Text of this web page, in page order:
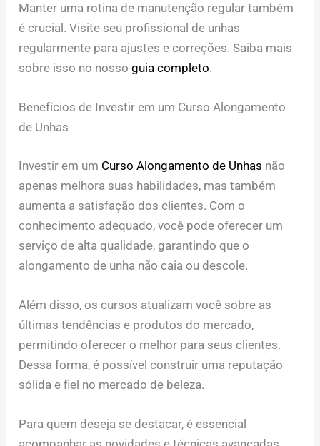
Manter uma rotina de manutenção regular também
é crucial. Visite seu profissional de unhas
regularmente para ajustes e correções. Saiba mais
sobre isso no nossoguia completo.
Benefícios de Investir em um Curso Alongamento
de Unhas
Investir em um Curso Alongamento de Unhas não
apenas melhora suas habilidades, mas também
aumenta a satisfação dos clientes. Com o
conhecimento adequado, você pode oferecer um
serviço de alta qualidade, garantindo que o
alongamento de unha não caia ou descole.
Além disso, os cursos atualizam você sobre as
últimas tendências e produtos do mercado,
permitindo oferecer o melhor para seus clientes.
Dessa forma, é possível construir uma reputação
sólida e fiel no mercado de beleza.
Para quem deseja se destacar, é essencial